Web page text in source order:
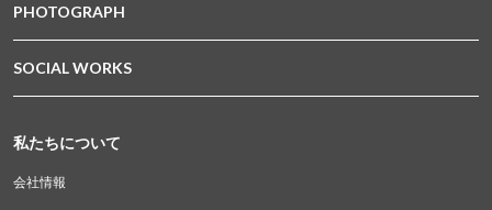
PHOTOGRAPH
SOCIAL WORKS
私たちについて
会社情報